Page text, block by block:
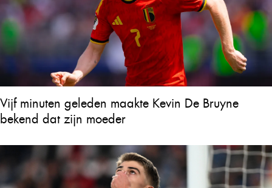
Vijf minuten geleden maakte Kevin De Bruyne
bekend dat zijn moeder